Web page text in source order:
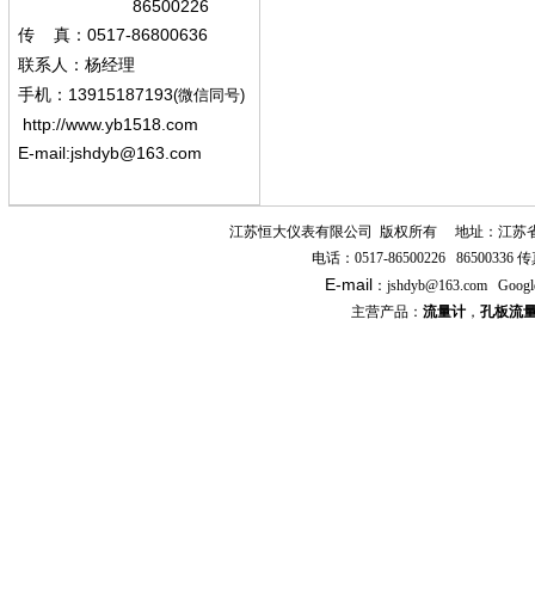
86500226
传 真： 0517-86800636
联系人：杨经理
手机 ： 13915187193(微信同号)
http://www.yb1518.com
E-mail:jshdyb@163.com
江苏恒大仪表有限公司 版权所有
地址：江苏
电话： 0517-86500226 86500336 传
E-mail ： jshdyb@163.com
主营产品： 流量计， 孔板流